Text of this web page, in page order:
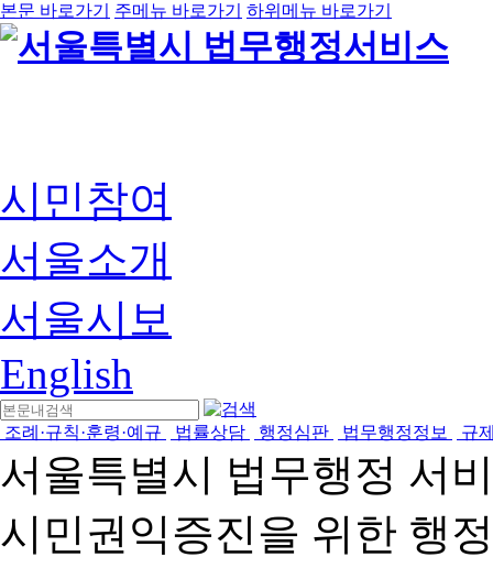
본문 바로가기 주메뉴 바로가기 하위메뉴 바로가기
시민참여
서울소개
서울시보
English
조례·규칙·훈령·예규 법률상담 행정심판 법무행정정보 규
서울특별시 법무행정 서
시민권익증진을 위한 행